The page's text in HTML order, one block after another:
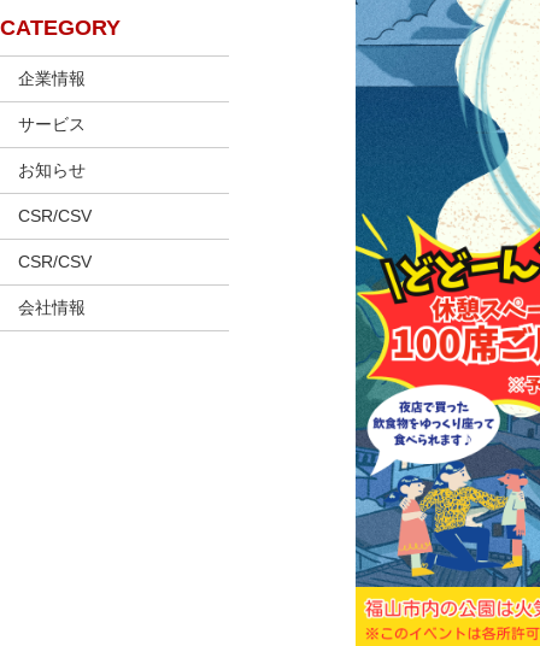
CATEGORY
企業情報
サービス
お知らせ
CSR/CSV
CSR/CSV
会社情報